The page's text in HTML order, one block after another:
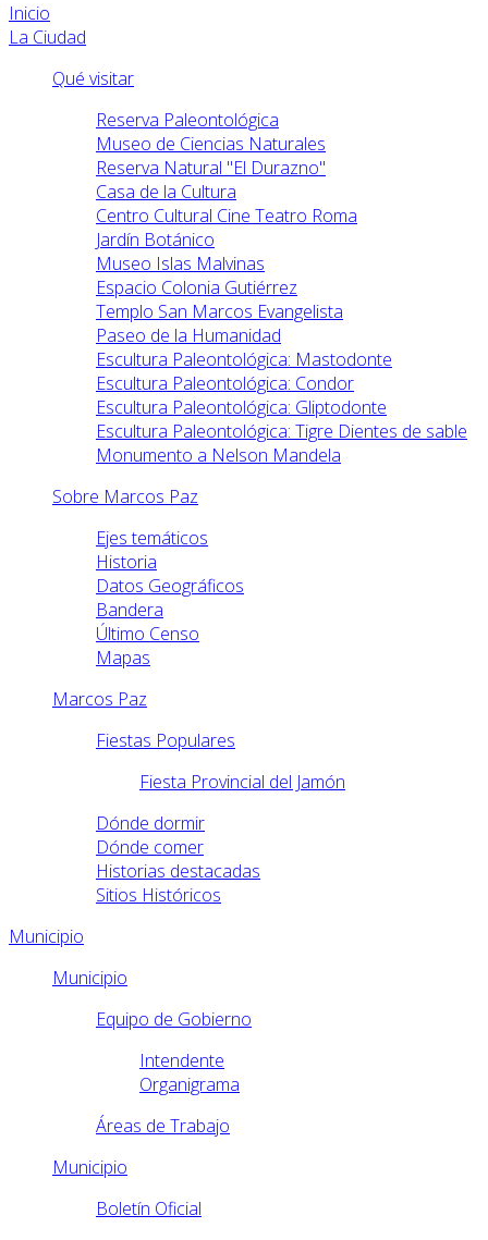
Inicio
La Ciudad
Qué visitar
Reserva Paleontológica
Museo de Ciencias Naturales
Reserva Natural "El Durazno"
Casa de la Cultura
Centro Cultural Cine Teatro Roma
Jardín Botánico
Museo Islas Malvinas
Espacio Colonia Gutiérrez
Templo San Marcos Evangelista
Paseo de la Humanidad
Escultura Paleontológica: Mastodonte
Escultura Paleontológica: Condor
Escultura Paleontológica: Gliptodonte
Escultura Paleontológica: Tigre Dientes de sable
Monumento a Nelson Mandela
Sobre Marcos Paz
Ejes temáticos
Historia
Datos Geográficos
Bandera
Último Censo
Mapas
Marcos Paz
Fiestas Populares
Fiesta Provincial del Jamón
Dónde dormir
Dónde comer
Historias destacadas
Sitios Históricos
Municipio
Municipio
Equipo de Gobierno
Intendente
Organigrama
Áreas de Trabajo
Municipio
Boletín Oficial